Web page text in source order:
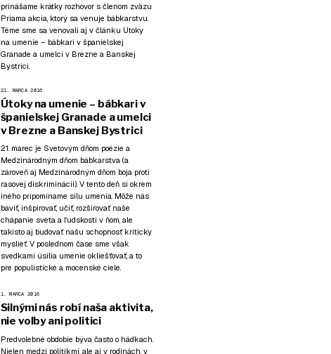
prinášame krátky rozhovor s členom zväzu
Priama akcia, ktorý sa venuje bábkarstvu.
Téme sme sa venovali aj v článku Útoky
na umenie – bábkari v španielskej
Granade a umelci v Brezne a Banskej
Bystrici
21. MARCA 2016
Útoky na umenie – bábkari v
španielskej Granade a umelci
v Brezne a Banskej Bystrici
21. marec je Svetovým dňom poézie a
Medzinárodným dňom bábkarstva (a
zároveň aj Medzinárodným dňom boja proti
rasovej diskriminácii). V tento deň si okrem
iného pripomíname silu umenia. Môže nás
baviť, inšpirovať, učiť, rozširovať naše
chápanie sveta a ľudskosti v ňom, ale
takisto aj budovať našu schopnosť kriticky
myslieť. V poslednom čase sme však
svedkami úsilia umenie okliešťovať, a to
pre populistické a mocenské ciele.
1. MARCA 2016
Silnými nás robí naša aktivita,
nie voľby ani politici
Predvolebné obdobie býva často o hádkach.
Nielen medzi politikmi, ale aj v rodinách, v